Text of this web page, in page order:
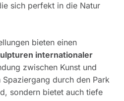
sich perfekt in die Natur
bieten einen
internationaler
zwischen Kunst und
durch den Park
sondern bietet auch tiefe